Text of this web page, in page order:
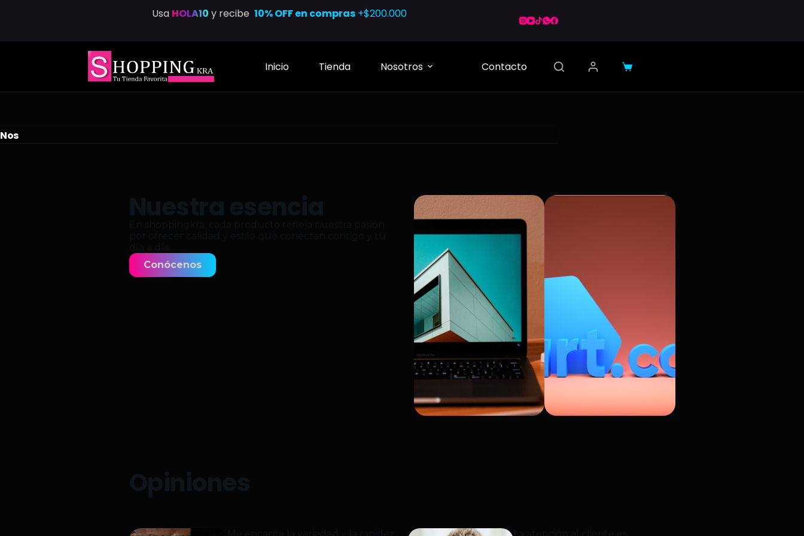
Usa HOLA10 y recibe 10% OFF en compras+$200.000
Inicio Tienda Nosotros Contacto
Nos
Conócenos